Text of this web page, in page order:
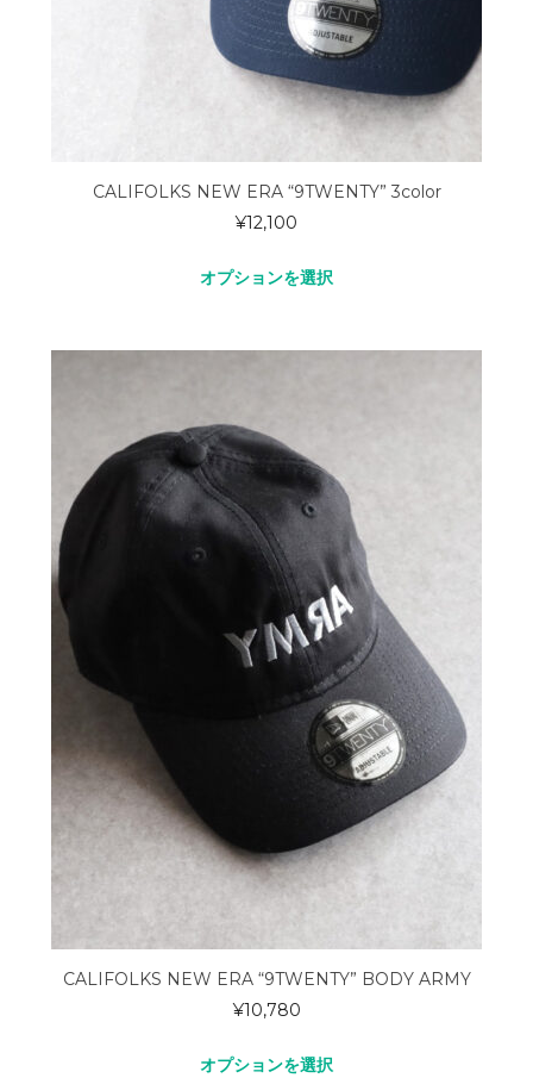
CALIFOLKS NEW ERA “9TWENTY” 3color
¥12,100
オプションを選択
CALIFOLKS NEW ERA “9TWENTY” BODY ARMY
¥10,780
オプションを選択